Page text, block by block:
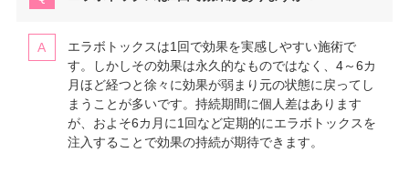
エラボトックスは1回で効果を実感しやすい施術で
す。しかしその効果は永久的なものではなく、4～6カ
月ほど経つと徐々に効果が弱まり元の状態に戻ってし
まうことが多いです。持続期間に個人差はあります
が、およそ6カ月に1回など定期的にエラボトックスを
注入することで効果の持続が期待できます。